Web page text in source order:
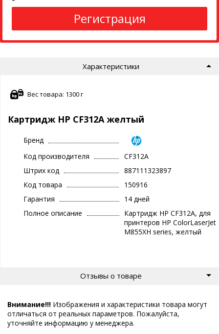
Регистрация
Характеристики
Вес товара: 1300 г
Картридж HP CF312A желтый
Бренд
Код производителя
CF312A
Штрих код
887111323897
Код товара
150916
Гарантия
14 дней
Полное описание
Картридж HP CF312A, для
принтеров HP ColorLaserJet
M855XH series, желтый
Отзывы о товаре
Внимание!!! Изображения и характеристики товара могут
отличаться от реальных параметров. Пожалуйста,
уточняйте информацию у менеджера.